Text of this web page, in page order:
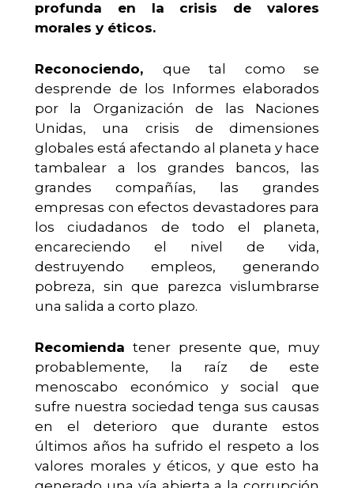
profunda en la crisis de valores
morales y éticos.
Reconociendo, que tal como se
desprende de los Informes elaborados
por la Organización de las Naciones
Unidas, una crisis de dimensiones
globales está afectando al planeta y hace
tambalear a los grandes bancos, las
grandes compañías, las grandes
empresas con efectos devastadores para
los ciudadanos de todo el planeta,
encareciendo el nivel de vida,
destruyendo empleos, generando
pobreza, sin que parezca vislumbrarse
una salida a corto plazo.
Recomienda tener presente que, muy
probablemente, la raíz de este
menoscabo económico y social que
sufre nuestra sociedad tenga sus causas
en el deterioro que durante estos
últimos años ha sufrido el respeto a los
valores morales y éticos, y que esto ha